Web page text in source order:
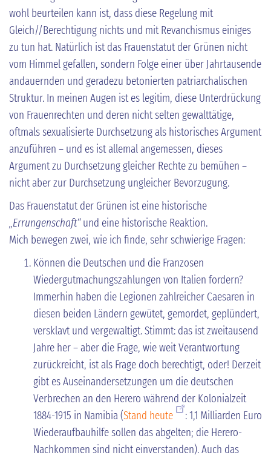
wohl beurteilen kann ist, dass diese Regelung mit
Gleich//Berechtigung nichts und mit Revanchismus einiges
zu tun hat. Natürlich ist das Frauenstatut der Grünen nicht
vom Himmel gefallen, sondern Folge einer über Jahrtausende
andauernden und geradezu betonierten patriarchalischen
Struktur. In meinen Augen ist es legitim, diese Unterdrückung
von Frauenrechten und deren nicht selten gewalttätige,
oftmals sexualisierte Durchsetzung als historisches Argument
anzuführen – und es ist allemal angemessen, dieses
Argument zu Durchsetzung gleicher Rechte zu bemühen –
nicht aber zur Durchsetzung ungleicher Bevorzugung.
Das Frauenstatut der Grünen ist eine historische
„Errungenschaft“und eine historische Reaktion.
Mich bewegen zwei, wie ich finde, sehr schwierige Fragen:
Können die Deutschen und die Franzosen
Wiedergutmachungszahlungen von Italien fordern?
Immerhin haben die Legionen zahlreicher Caesaren in
diesen beiden Ländern gewütet, gemordet, geplündert,
versklavt und vergewaltigt. Stimmt: das ist zweitausend
Jahre her – aber die Frage, wie weit Verantwortung
zurückreicht, ist als Frage doch berechtigt, oder! Derzeit
gibt es Auseinandersetzungen um die deutschen
Verbrechen an den Herero während der Kolonialzeit
1884-1915 in Namibia (Stand heute
: 1,1 Milliarden Euro
Wiederaufbauhilfe sollen das abgelten; die Herero-
Nachkommen sind nicht einverstanden). Auch das